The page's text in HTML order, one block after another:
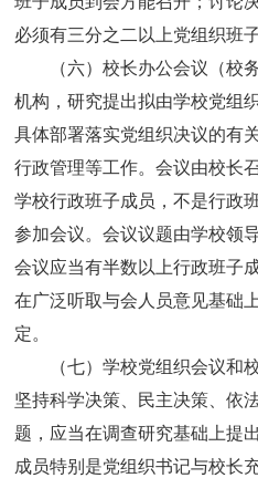
必须有三分之二以上党组织
（六）校长办公会议（校
机构，研究提出拟由学校党组
具体部署落实党组织决议的有
行政管理等工作。会议由校长
学校行政班子成员，不是行政
参加会议。会议议题由学校领
会议应当有半数以上行政班子
在广泛听取与会人员意见基础
定。
（七）学校党组织会议和
坚持科学决策、民主决策、依
题，应当在调查研究基础上提
成员特别是党组织书记与校长